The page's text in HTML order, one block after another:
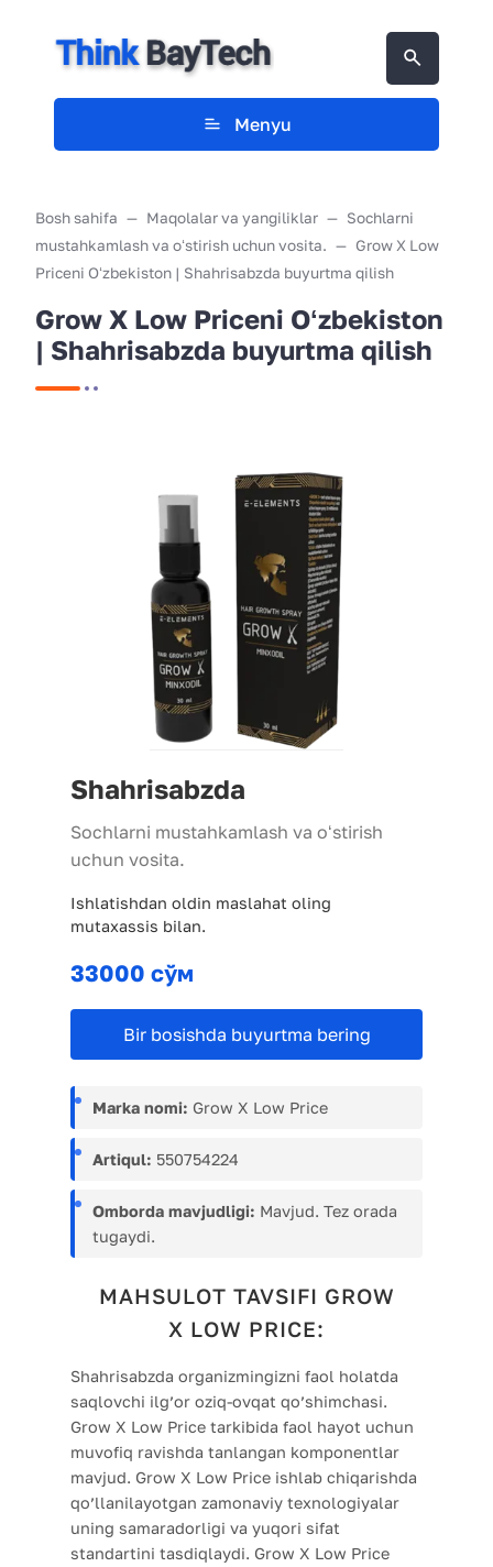
Menyu
Bosh sahifa Maqolalar va yangiliklar
Sochlarni
mustahkamlash va oʻstirish uchun vosita.
Grow X Low
Priceni Oʻzbekiston | Shahrisabzda buyurtma qilish
Grow X Low Priceni Oʻzbekiston
| Shahrisabzda buyurtma qilish
Shahrisabzda
Sochlarni mustahkamlash va oʻstirish
uchun vosita.
Ishlatishdan oldin maslahat oling
mutaxassis bilan.
33000 сўм
Bir bosishda buyurtma bering
Marka nomi: Grow X Low Price
Artiqul: 550754224
Omborda mavjudligi: Mavjud. Tez orada
tugaydi.
MAHSULOT TAVSIFI GROW
X LOW PRICE:
Shahrisabzda organizmingizni faol holatda
saqlovchi ilg’or oziq-ovqat qo’shimchasi.
Grow X Low Price tarkibida faol hayot uchun
muvofiq ravishda tanlangan komponentlar
mavjud. Grow X Low Price ishlab chiqarishda
qo’llanilayotgan zamonaviy texnologiyalar
uning samaradorligi va yuqori sifat
standartini tasdiqlaydi. Grow X Low Price